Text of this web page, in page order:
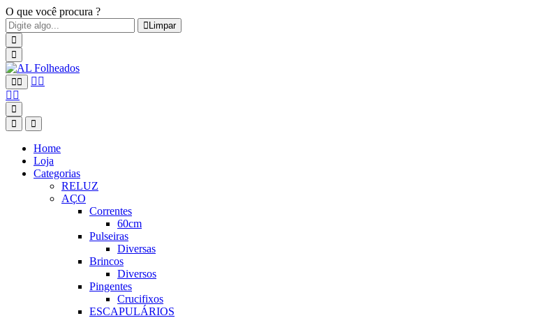
O que você procura ?
Limpar
Home
Loja
Categorias
RELUZ
AÇO
Correntes
60cm
Pulseiras
Diversas
Brincos
Diversos
Pingentes
Crucifixos
ESCAPULÁRIOS